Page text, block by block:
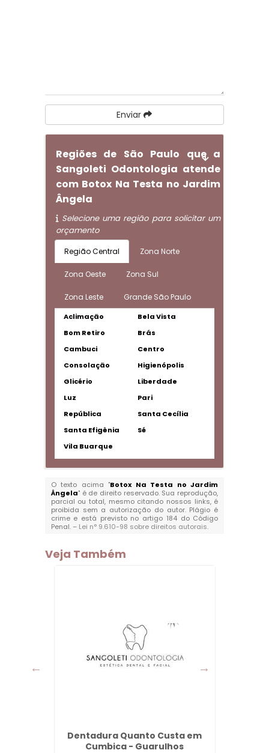
Enviar
Regiões de São Paulo que a
Sangoleti Odontologia atende
com Botox Na Testa no Jardim
Ângela
Selecione uma região para solicitar um
orçamento
Região Central Zona Norte
Zona Oeste Zona Sul
Zona Leste Grande São Paulo
Aclimação
Bela Vista
Bom Retiro
Brás
Cambuci
Centro
Consolação
Higienópolis
Glicério
Liberdade
Luz
Pari
República
Santa Cecília
Santa Efigênia
Sé
Vila Buarque
O texto acima "Botox Na Testa no Jardim
Ângela" é de direito reservado. Sua reprodução,
parcial ou total, mesmo citando nossos links, é
proibida sem a autorização do autor. Plágio é
crime e está previsto no artigo 184 do Código
Penal. – Lei n° 9.610-98 sobre direitos autorais.
Veja Também
Dentadura Quanto Custa em
Cumbica - Guarulhos